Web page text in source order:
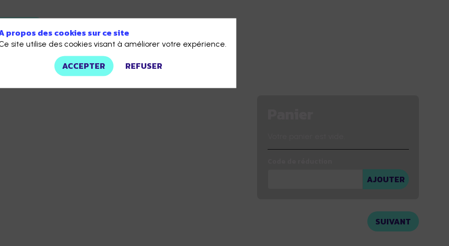
AJOUTER
SUIVANT
propos des cookies sur ce site
site utilise des cookies visant à améliorer votre expérience.
ACCEPTER REFUSER